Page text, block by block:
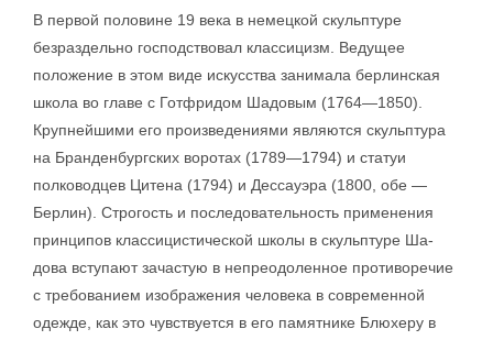
В первой половине 19 века в немецкой скульптуре
безраздельно господствовал классицизм. Ведущее
положение в этом виде искусства занимала берлинская
школа во главе с Готфридом Шадовым (1764—1850).
Крупнейшими его произведениями являются скульптура
на Бранденбургских воротах (1789—1794) и статуи
полководцев Цитена (1794) и Дессауэра (1800, обе —
Берлин). Строгость и последовательность применения
принципов классицистической школы в скульптуре Ша-
дова вступают зачастую в непреодоленное противоречие
с требованием изображения человека в современной
одежде, как это чувствуется в его памятнике Блюхеру в